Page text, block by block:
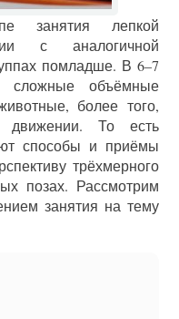
занятия лепкой
с аналогичной
помладше. В 6–7
сложные объёмные
более того,
движении. То есть
способы и приёмы
трёхмерного
позах. Рассмотрим
занятия на тему